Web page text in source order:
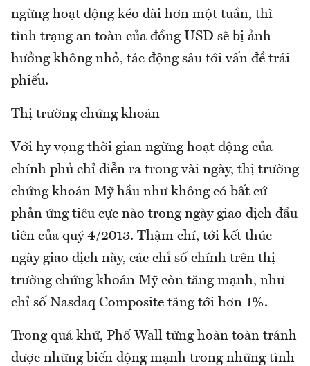
ngừng hoạt động kéo dài hơn một tuần, thì
tình trạng an toàn của đồng USD sẽ bị ảnh
hưởng không nhỏ, tác động sâu tới vấn đề trái
phiếu.
Thị trường chứng khoán
Với hy vọng thời gian ngừng hoạt động của
chính phủ chỉ diễn ra trong vài ngày, thị trường
chứng khoán Mỹ hầu như không có bất cứ
phản ứng tiêu cực nào trong ngày giao dịch đầu
tiên của quý 4/2013. Thậm chí, tới kết thúc
ngày giao dịch này, các chỉ số chính trên thị
trường chứng khoán Mỹ còn tăng mạnh, như
chỉ số Nasdaq Composite tăng tới hơn 1%.
Trong quá khứ, Phố Wall từng hoàn toàn tránh
được những biến động mạnh trong những tình